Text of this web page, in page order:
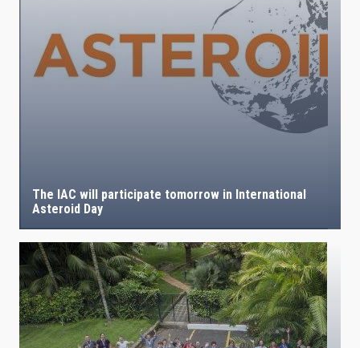
The IAC will participate tomorrow in International
Asteroid Day